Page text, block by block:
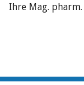
Ihre Mag.